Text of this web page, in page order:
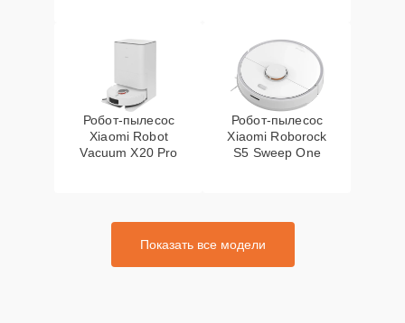
Робот-пылесос
Xiaomi Robot
Vacuum X20 Pro
Робот-пылесос
Xiaomi Roborock
S5 Sweep One
Показать все модели